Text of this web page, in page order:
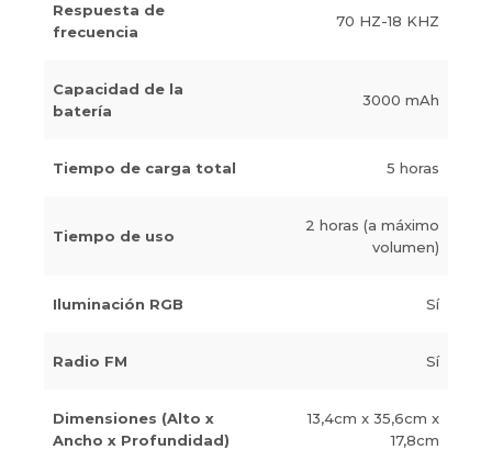
Respuesta de
frecuencia
70 HZ-18 KHZ
Capacidad de la
batería
3000 mAh
Tiempo de carga total 5 horas
Tiempo de uso
2 horas (a máximo
volumen)
Iluminación RGB Sí
Radio FM Sí
Dimensiones (Alto x
Ancho x Profundidad)
13,4cm x 35,6cm x
17,8cm